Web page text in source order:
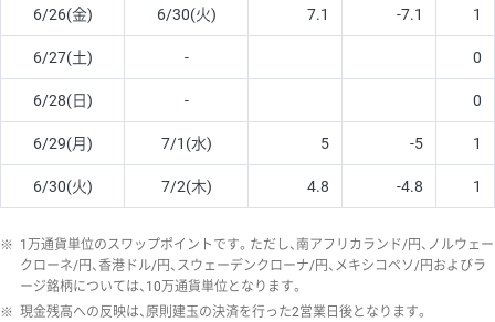
6/26(金) 6/30(火) 7.1 -7.1 1
6/27(土) - 0
6/28(日) - 0
6/29(月) 7/1(水) 5 -5 1
6/30(火) 7/2(木) 4.8 -4.8 1
※ 1万通貨単位のスワップポイントです。ただし、南アフリカランド/円、ノルウェー
クローネ/円、香港ドル/円、スウェーデンクローナ/円、メキシコペソ/円およびラ
ージ銘柄については、10万通貨単位となります。
※ 現金残高への反映は、原則建玉の決済を行った2営業日後となります。